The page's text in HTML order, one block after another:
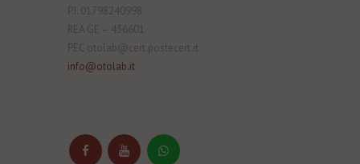
P.I. 01798240998
REA GE – 436601
PEC otolab@cert.postecert.it
info@otolab.it